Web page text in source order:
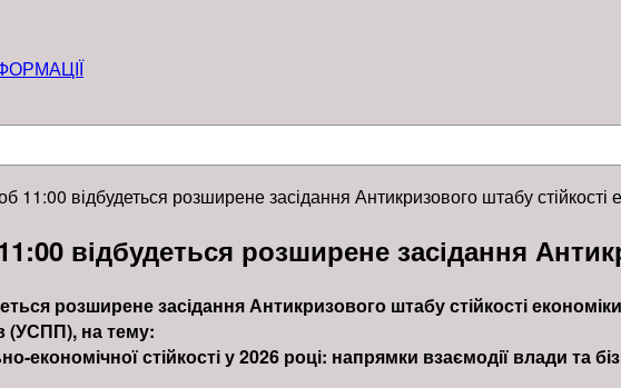
11:00 відбудеться розширене засідання Антикризового штабу стійкості
відбудеться розширене засідання
розширене засідання Антикризового штабу стійкості
(УСПП), на тему:
економічної стійкості у 2026 році: напрямки взаємодії влади та